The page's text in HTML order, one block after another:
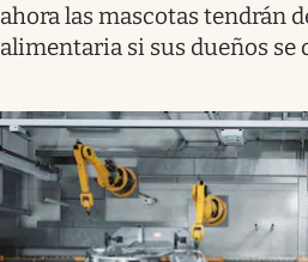
ahora las mascotas tendrán
alimentaria si sus dueños se